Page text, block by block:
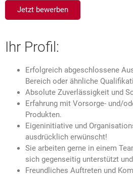
Jetzt bewerben
Ihr Profil:
Erfolgreich abgeschlossene
Bereich oder ähnliche
Absolute Zuverlässigkeit und
Erfahrung mit Vorsorge- und/
Produkten.
Eigeninitiative und
ausdrücklich erwünscht!
Sie arbeiten gerne in einem
sich gegenseitig unterstützt
Freundliches Auftreten und